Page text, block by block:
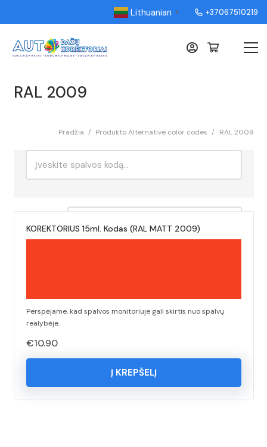
Lithuanian ▼ +37067510219
RAL 2009
Pradžia / Produkto Alternative color codes / RAL 2009
KOREKTORIUS 15ml. Kodas (RAL MATT 2009)
Perspėjame, kad spalvos monitoriuje gali skirtis nuo spalvų
realybėje.
€10.90
Į KREPŠELĮ